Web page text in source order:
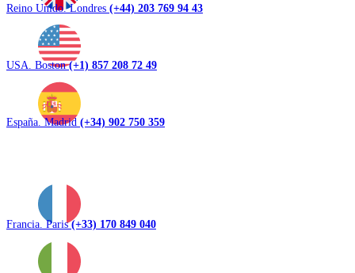
Reino Unido. Londres (+44) 203 769 94 43
USA. Boston(+1) 857 208 72 49
España. Madrid (+34) 902 750 359
Francia. Paris(+33) 170 849 040